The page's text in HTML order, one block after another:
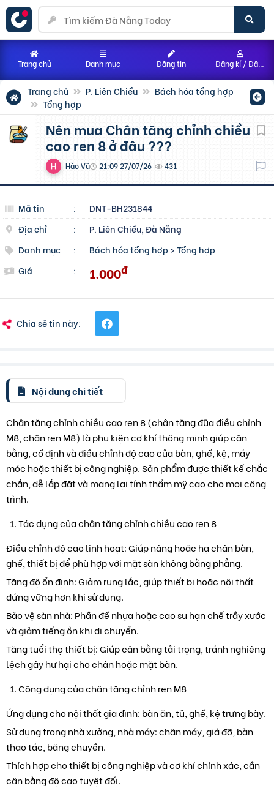
Trang chủ P. Liên Chiểu
Bách hóa tổng hợp
Tổng hợp
Nên mua Chân tăng chỉnh chiều
cao ren 8 ở đâu ???
Hào Vũ 21:09 27/07/26 431
Mã tin :
DNT-BH231844
Địa chỉ
:
P. Liên Chiểu, Đà Nẵng
Danh mục
: Bách hóa tổng hợp >Tổng hợp
Giá
: 1.000đ
Chia sẻ tin này:
Nội dung chi tiết
Chân tăng chỉnh chiều cao ren 8 (chân tăng đũa điều chỉnh
M8, chân ren M8) là phụ kiện cơ khí thông minh giúp cân
bằng, cố định và điều chỉnh độ cao của bàn, ghế, kệ, máy
móc hoặc thiết bị công nghiệp. Sản phẩm được thiết kế chắc
chắn, dễ lắp đặt và mang lại tính thẩm mỹ cao cho mọi công
trình.
Tác dụng của chân tăng chỉnh chiều cao ren 8
Điều chỉnh độ cao linh hoạt: Giúp nâng hoặc hạ chân bàn,
ghế, thiết bị để phù hợp với mặt sàn không bằng phẳng.
Tăng độ ổn định: Giảm rung lắc, giúp thiết bị hoặc nội thất
đứng vững hơn khi sử dụng.
Bảo vệ sàn nhà: Phần đế nhựa hoặc cao su hạn chế trầy xước
và giảm tiếng ồn khi di chuyển.
Tăng tuổi thọ thiết bị: Giúp cân bằng tải trọng, tránh nghiêng
lệch gây hư hại cho chân hoặc mặt bàn.
Công dụng của chân tăng chỉnh ren M8
Ứng dụng cho nội thất gia đình: bàn ăn, tủ, ghế, kệ trưng bày.
Sử dụng trong nhà xưởng, nhà máy: chân máy, giá đỡ, bàn
thao tác, băng chuyền.
Thích hợp cho thiết bị công nghiệp và cơ khí chính xác, cần
cân bằng độ cao tuyệt đối.
Trang chủ Danh mục Đăng tin